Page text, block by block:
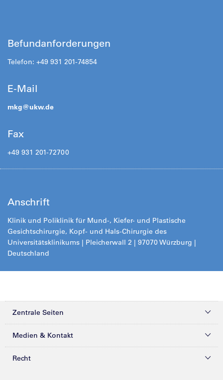
Befundanforderungen
Telefon: +49 931 201-74854
E-Mail
mkg@ukw.de
Fax
+49 931 201-72700
Anschrift
Klinik und Poliklinik für Mund-, Kiefer- und Plastische
Gesichtschirurgie, Kopf- und Hals-Chirurgie des
Universitätsklinikums | Pleicherwall 2 | 97070 Würzburg |
Deutschland
Zentrale Seiten
Kliniken & Zentren
Medien & Kontakt
Presse
Recht